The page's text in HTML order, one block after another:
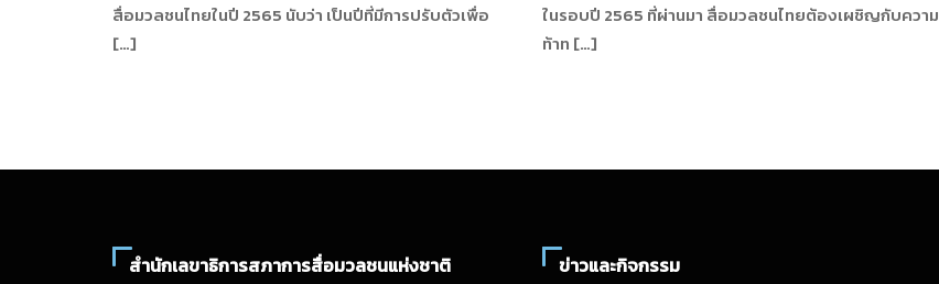
สื่อมวลชนไทยในปี 2565 นับว่า เป็นปีที่มีการปรับตัวเพื่อ
[…]
ในรอบปี 2565 ที่ผ่านมา สื่อมวลชนไทยต้องเผชิญกับความ
ท้าท […]
สำนักเลขาธิการสภาการสื่อมวลชนแห่งชาติ ข่าวและกิจกรรม